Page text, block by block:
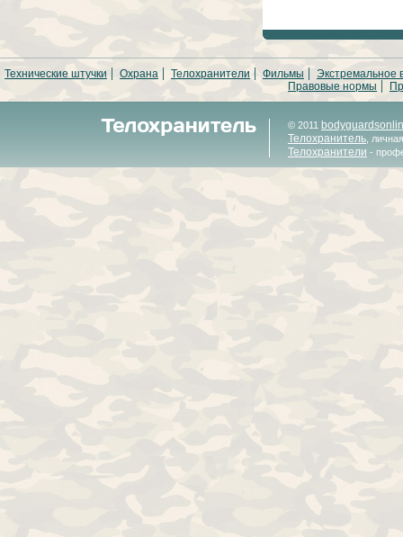
Технические штучки Охрана Телохранители Фильмы
Экстремальное
Правовые нормы
© 2011
Телохранитель ,
Телохранители -